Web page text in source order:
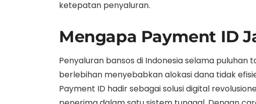
ketepatan penyaluran.
Mengapa Payment ID
Penyaluran bansos di Indonesia selama
berlebihan menyebabkan alokasi dana tidak
Payment ID hadir sebagai solusi digital